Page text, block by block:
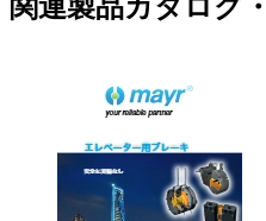
関連製品カタログ